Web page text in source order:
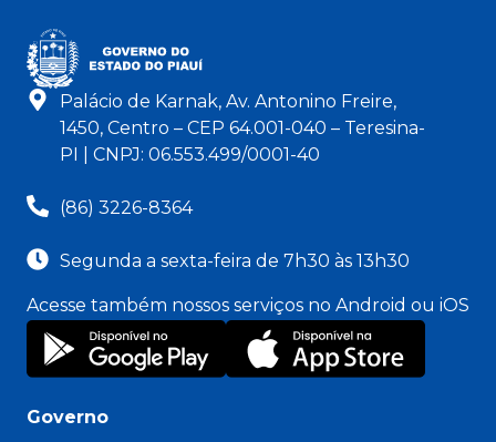
Palácio de Karnak, Av. Antonino Freire,
1450, Centro – CEP 64.001-040 – Teresina-
PI | CNPJ: 06.553.499/0001-40
(86) 3226-8364
Segunda a sexta-feira de 7h30 às 13h30
Acesse também nossos serviços no Android ou iOS
Governo